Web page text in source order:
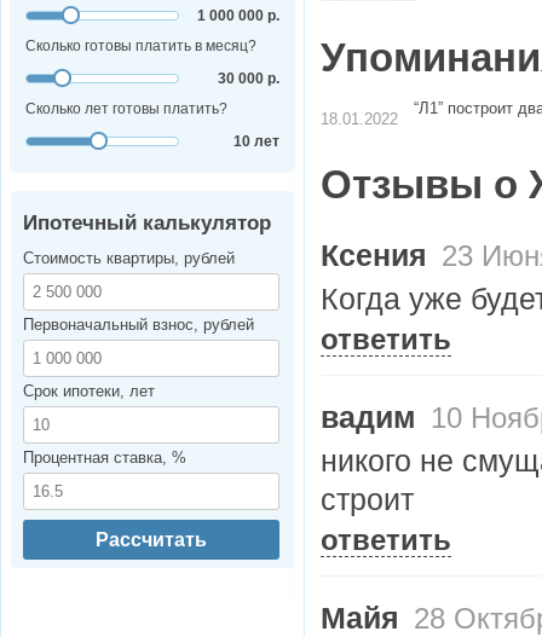
18.01.2022
“Л1” построит
Отзывы о
Ксения 23
Когда уже
ответить
вадим 10
никого не
строит
ответить
Майя 28
1 000 000 р.
Сколько готовы платить в месяц?
30 000 р.
Сколько лет готовы платить?
10 лет
Ипотечный калькулятор
Стоимость квартиры, рублей
Первоначальный взнос, рублей
Срок ипотеки, лет
Процентная ставка, %
Рассчитать